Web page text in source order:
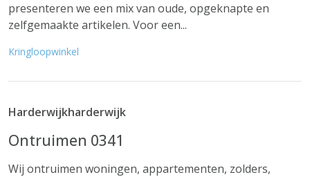
presenteren we een mix van oude, opgeknapte en
zelfgemaakte artikelen. Voor een...
Kringloopwinkel
Harderwijkharderwijk
Ontruimen 0341
Wij ontruimen woningen, appartementen, zolders,